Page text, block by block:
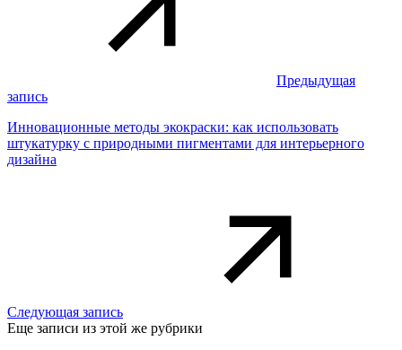
Предыдущая
запись
Инновационные методы экокраски: как использовать
штукатурку с природными пигментами для интерьерного
дизайна
Следующая запись
Еще записи из этой же рубрики